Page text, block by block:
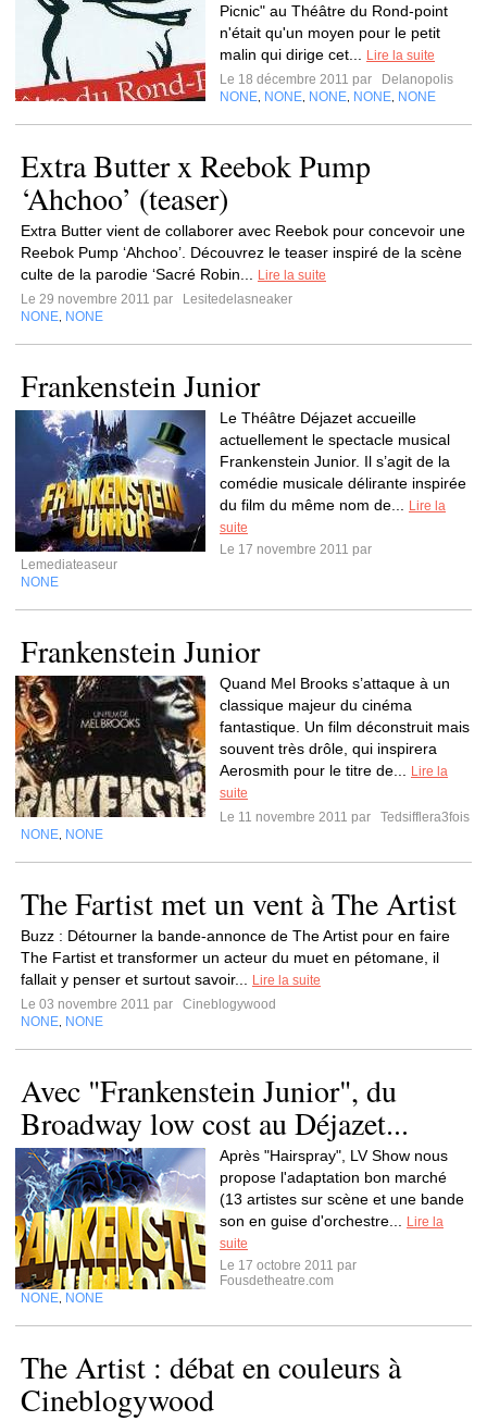
Picnic" au Théâtre du Rond-point
n'était qu'un moyen pour le petit
malin qui dirige cet...
Lire la suite
Le 18 décembre 2011 par
Delanopolis
NONE NONE NONE NONE NONE
Extra Butter x Reebok Pump
‘Ahchoo’ (teaser)
Extra Butter vient de collaborer avec Reebok pour concevoir une
Reebok Pump ‘Ahchoo’. Découvrez le teaser inspiré de la scène
culte de la parodie ‘Sacré Robin...
Lire la suite
Le 29 novembre 2011 par
Lesitedelasneaker
NONE NONE
Frankenstein Junior
Le Théâtre Déjazet accueille
actuellement le spectacle musical
Frankenstein Junior. Il s’agit de la
comédie musicale délirante inspirée
du film du même nom de...
Lire la
suite
Le 17 novembre 2011 par
Lemediateaseur
NONE
Frankenstein Junior
Quand Mel Brooks s’attaque à un
classique majeur du cinéma
fantastique. Un film déconstruit mais
souvent très drôle, qui inspirera
Aerosmith pour le titre de...
Lire la
suite
Le 11 novembre 2011 par
Tedsifflera3fois
NONE NONE
The Fartist met un vent à The Artist
Buzz : Détourner la bande-annonce de The Artist pour en faire
The Fartist et transformer un acteur du muet en pétomane, il
fallait y penser et surtout savoir...
Lire la suite
Le 03 novembre 2011 par
Cineblogywood
NONE NONE
Avec "Frankenstein Junior", du
Broadway low cost au Déjazet...
Après "Hairspray", LV Show nous
propose l'adaptation bon marché
(13 artistes sur scène et une bande
son en guise d'orchestre...
Lire la
suite
Le 17 octobre 2011 par
Fousdetheatre.com
NONE NONE
The Artist : débat en couleurs à
Cineblogywood